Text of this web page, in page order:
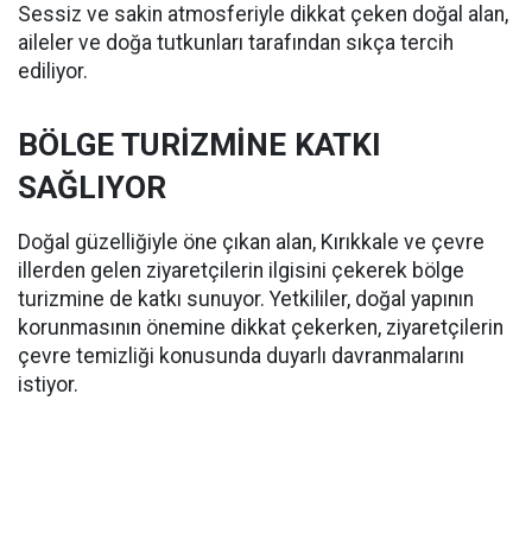
Sessiz ve sakin atmosferiyle dikkat çeken doğal alan,
aileler ve doğa tutkunları tarafından sıkça tercih
ediliyor.
BÖLGE TURİZMİNE KATKI
SAĞLIYOR
Doğal güzelliğiyle öne çıkan alan, Kırıkkale ve çevre
illerden gelen ziyaretçilerin ilgisini çekerek bölge
turizmine de katkı sunuyor. Yetkililer, doğal yapının
korunmasının önemine dikkat çekerken, ziyaretçilerin
çevre temizliği konusunda duyarlı davranmalarını
istiyor.